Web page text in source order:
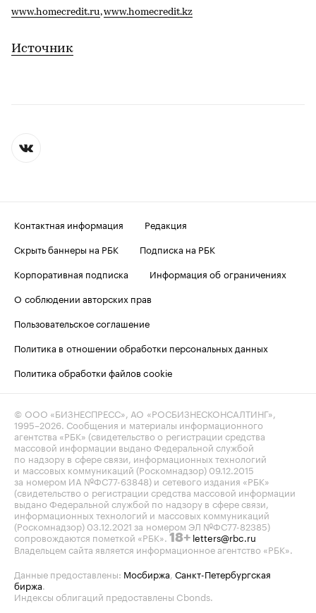
www.homecredit.ru,www.homecredit.kz
Источник
Контактная информация
Редакция
Скрыть баннеры на РБК
Подписка на РБК
Корпоративная подписка
Информация об ограничениях
О соблюдении авторских прав
Пользовательское соглашение
Политика в отношении обработки персональных данных
Политика обработки файлов cookie
© ООО «БИЗНЕСПРЕСС», АО «РОСБИЗНЕСКОНСАЛТИНГ»,
1995–2026. Сообщения и материалы информационного
агентства «РБК» (свидетельство о регистрации средства
массовой информации выдано Федеральной службой
по надзору в сфере связи, информационных технологий
и массовых коммуникаций (Роскомнадзор) 09.12.2015
за номером ИА №ФС77-63848) и сетевого издания «РБК»
(свидетельство о регистрации средства массовой информации
выдано Федеральной службой по надзору в сфере связи,
информационных технологий и массовых коммуникаций
(Роскомнадзор) 03.12.2021 за номером ЭЛ №ФС77-82385)
сопровождаются пометкой «РБК». 18+ letters@rbc.ru
Владельцем сайта является информационное агентство «РБК».
Данные предоставлены: Мосбиржа, Санкт-Петербургская
биржа.
Индексы облигаций предоставлены Cbonds.